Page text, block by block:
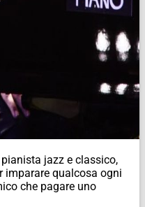
jazz e classico,
imparare qualcosa ogni
che pagare uno